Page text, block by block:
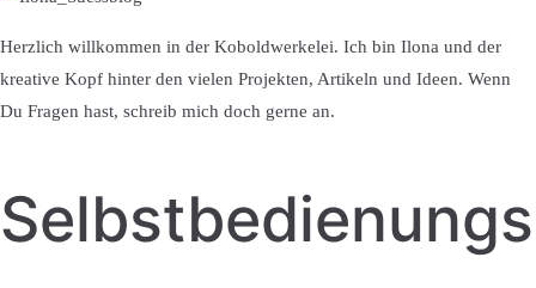
Herzlich willkommen in der Koboldwerkelei. Ich bin Ilona und der
kreative Kopf hinter den vielen Projekten, Artikeln und Ideen. Wenn
Du Fragen hast, schreib mich doch gerne an.